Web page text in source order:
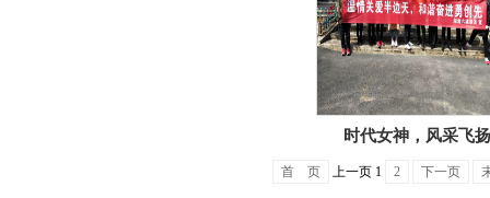
时代女神，风采飞
首 页 上一页 1 2 下一页